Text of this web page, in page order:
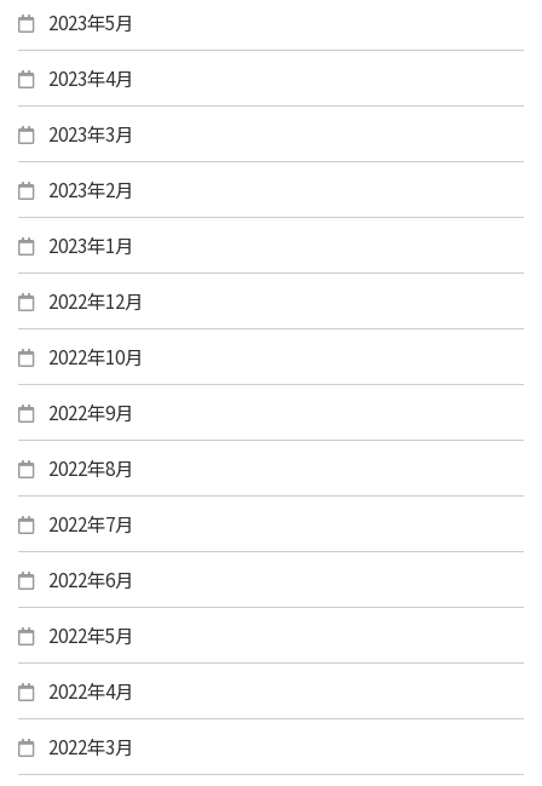
2023年5月
2023年4月
2023年3月
2023年2月
2023年1月
2022年12月
2022年10月
2022年9月
2022年8月
2022年7月
2022年6月
2022年5月
2022年4月
2022年3月